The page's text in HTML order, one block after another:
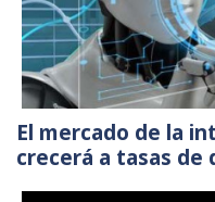
El mercado de la
crecerá a tasas de